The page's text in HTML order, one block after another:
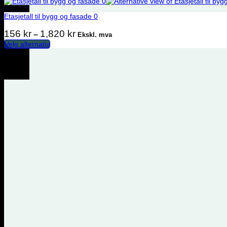
Etasjetall til bygg og fasade 0
156 kr – 1,820 krPrisområde: 156 kr til 1,820 kr
Ekskl. mva
Velg alternativ